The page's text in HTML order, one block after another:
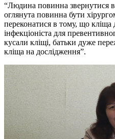
“Людина повинна звернутися
оглянута повинна бути
переконатися в тому, що кліща
інфекціоніста для
кусали кліщі, батьки дуже
кліща на дослідження”.